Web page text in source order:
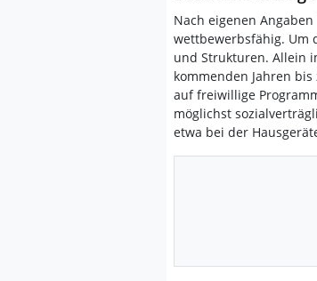
Nach eigenen
wettbewerbsfähig. Um
und Strukturen. Allein
kommenden Jahren
auf freiwillige
möglichst
etwa bei der